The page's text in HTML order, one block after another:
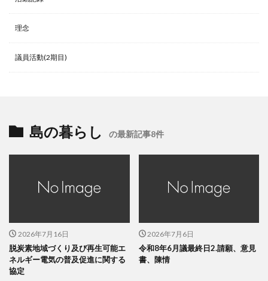
理念
議員活動(2期目)
島の暮らし の最新記事8件
2026年7月16日
脱炭素地域づくり及び再生可能エ
ネルギー電気の普及促進に関する
協定
2026年7月6日
令和8年6月議最終日2.請願、意見
書、陳情